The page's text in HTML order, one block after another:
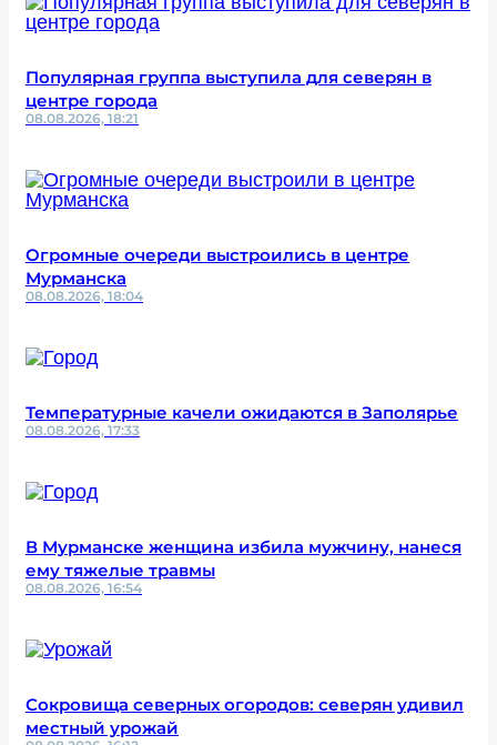
Популярная группа выступила для северян в
центре города
08.08.2026, 18:21
Огромные очереди выстроились в центре
Мурманска
08.08.2026, 18:04
Температурные качели ожидаются в Заполярье
08.08.2026, 17:33
В Мурманске женщина избила мужчину, нанеся
ему тяжелые травмы
08.08.2026, 16:54
Сокровища северных огородов: северян удивил
местный урожай